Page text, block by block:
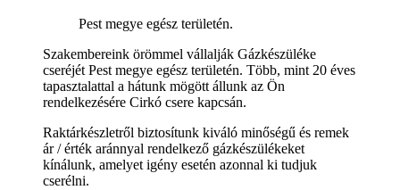
Pest megye egész területén.
Szakembereink örömmel vállalják Gázkészüléke
cseréjét Pest megye egész területén. Több, mint 20 éves
tapasztalattal a hátunk mögött állunk az Ön
rendelkezésére Cirkó csere kapcsán.
Raktárkészletről biztosítunk kiváló minőségű és remek
ár / érték aránnyal rendelkező gázkészülékeket
kínálunk, amelyet igény esetén azonnal ki tudjuk
cserélni.